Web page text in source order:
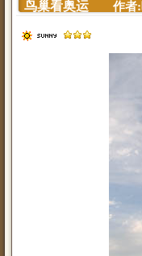
鸟巢看奥运 作者